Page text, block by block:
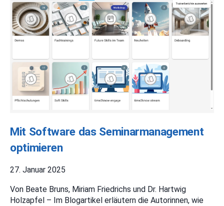
Mit Software das Seminarmanagement
optimieren
27. Januar 2025
Von Beate Bruns, Miriam Friedrichs und Dr. Hartwig
Holzapfel – Im Blogartikel erläutern die Autorinnen, wie